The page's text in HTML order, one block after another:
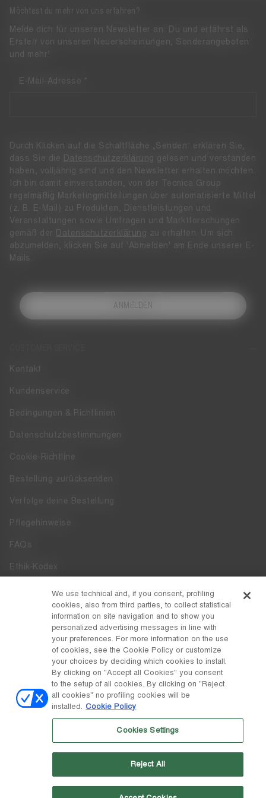
Kontakt
Kundenservice
Bedingungen & Richtlinien
Datenschutzbestimmungen
Cookie-Richtline
Bestellung zurücksenden
Verfolge deine Bestellung
Pflegehinweise
FAQs
Ethik-Kodex
Whistleblowing
Zugänglichkeit
DISCOVER MOON BOOT
Facebook
LAND / WÄHRUNG
Schweiz / ₣ ändern
S.p.A. untersteht. Sitz in Giavera del Montello (TV) - Via Fante d'Italia
n. 56 | Grundkapital € 38.533.835,00 voll eingezahlt | Unternehmen
eingetragen unter Nr. 78175 R.E.A. von Treviso. Unternehmensregister
und Steuernummer 00195810262
Möchtest du mehr von uns erfahren?
Melde dich für unseren Newsletter an: Du und erfährst als
Erste/r von unseren Neuerscheinungen, Sonderangeboten
und mehr!
E-Mail-Adresse
Durch Klicken auf die Schaltfläche „Senden“ erklären Sie,
dass Sie die Datenschutzerklärung gelesen und verstanden
haben, volljährig sind und den Newsletter erhalten möchten.
Ich bin damit einverstanden, von der Tecnica Group
regelmäßig Marketingmitteilungen über automatisierte Mittel
(z. B. E-Mail) zu Produkten, Dienstleistungen und
Veranstaltungen sowie Umfragen und Marktforschungen
gemäß der Datenschutzerklärung zu erhalten. Um sich
abzumelden, klicken Sie auf 'Abmelden' am Ende unserer E-
Mails.
ANMELDEN
We use technical and, if you consent, profiling
cookies, also from third parties, to collect statistical
information on site navigation and to show you
personalized advertising messages in line with
your preferences. For more information on the use
of cookies, see the Cookie Policy or customize
your choices by deciding which cookies to install.
By clicking on "Accept all Cookies" you consent
to the setup of all cookies. By clicking on "Reject
all cookies" no profiling cookies will be
installed. Cookie Policy
Cookies Settings
Reject All